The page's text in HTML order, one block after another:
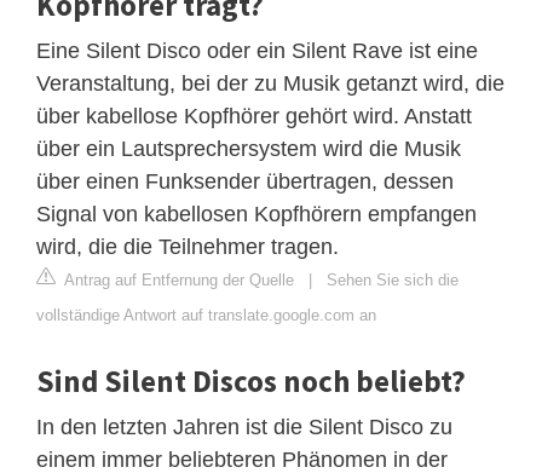
Eine Silent Disco oder ein Silent Rave ist eine
Veranstaltung, bei der zu Musik getanzt wird, die
über kabellose Kopfhörer gehört wird. Anstatt
über ein Lautsprechersystem wird die Musik
über einen Funksender übertragen, dessen
Signal von kabellosen Kopfhörern empfangen
wird, die die Teilnehmer tragen.
Antrag auf Entfernung der Quelle | Sehen Sie sich die
vollständige Antwort auf translate.google.com an
Sind Silent Discos noch beliebt?
In den letzten Jahren ist die Silent Disco zu
einem immer beliebteren Phänomen in der